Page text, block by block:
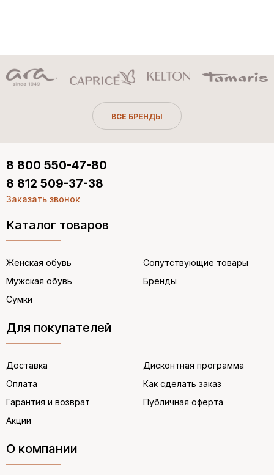
ВСЕ БРЕНДЫ
Каталог товаров
Женская обувь
Мужская обувь
Сумки
Сопутствующие товары
Бренды
Для покупателей
Доставка
Оплата
Гарантия и возврат
Акции
Дисконтная программа
Как сделать заказ
Публичная оферта
О компании
8 800 550-47-80
8 812 509-37-38
Заказать звонок